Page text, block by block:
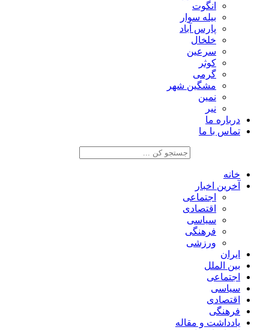
انگوت
بیله سوار
پارس آباد
خلخال
سرعین
کوثر
گرمی
مشگین شهر
نمین
نیر
درباره ما
تماس با ما
خانه
آخرین اخبار
اجتماعی
اقتصادی
سیاسی
فرهنگی
ورزشی
ایران
بین الملل
اجتماعی
سیاسی
اقتصادی
فرهنگی
یادداشت و مقاله